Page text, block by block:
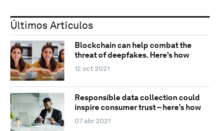
Últimos Artículos
Blockchain can help combat the
threat of deepfakes. Here's how
12 oct 2021
Responsible data collection could
inspire consumer trust – here’s how
07 abr 2021